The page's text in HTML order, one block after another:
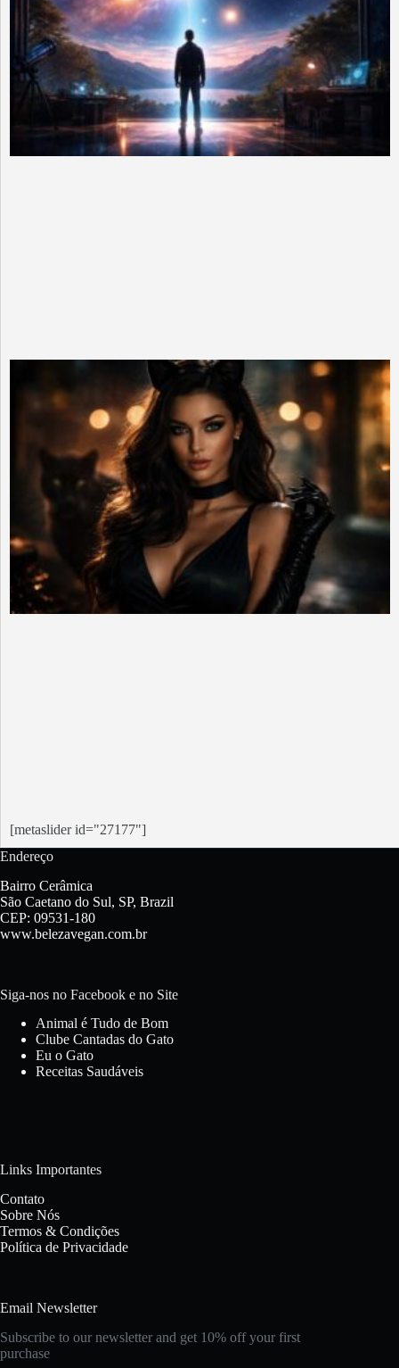
[metaslider id="27177"]
Endereço
Bairro Cerâmica
São Caetano do Sul, SP, Brazil
CEP: 09531-180
www.belezavegan.com.br
Siga-nos no Facebook e no Site
Animal é Tudo de Bom
Clube Cantadas do Gato
Eu o Gato
Receitas Saudáveis
Links Importantes
Contato
Sobre Nós
Termos & Condições
Política de Privacidade
Email Newsletter
Subscribe to our newsletter and get 10% off your first
purchase